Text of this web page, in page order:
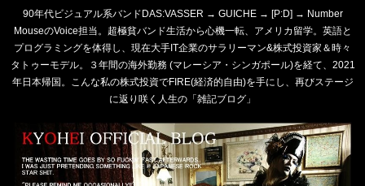
90年代ビジュアル系バンドDAS:VASSER → GUICHE → [P:D] → Number
MouseのVoice担当。超極貧バンド生活から心機一転、アメリカ留学。英語と
プログラミングを体得し、現在大手IT企業のサラリーマン&株式投資家＆時々
タトゥーモデル。３年間の海外勤務 (マレーシア・シンガポール)を経て、2021
年日本帰国。こんな私の株式投資でFIRE(経済的自由)を手にし、再びステージ
に返り咲く人生の「雑記ブログ」